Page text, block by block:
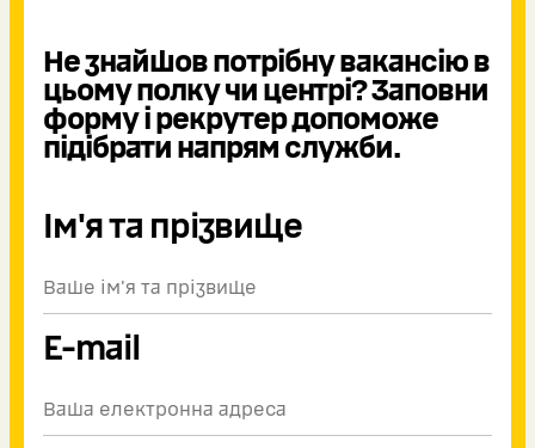
Не знайшов потрібну вакансію в
цьому полку чи центрі? Заповни
форму і рекрутер допоможе
підібрати напрям служби.
Ім'я та прізвище
E-mail